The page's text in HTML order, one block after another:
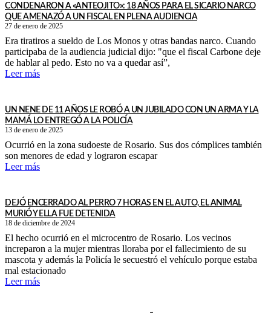
CONDENARON A «ANTEOJITO»: 18 AÑOS PARA EL SICARIO NARCO
QUE AMENAZÓ A UN FISCAL EN PLENA AUDIENCIA
27 de enero de 2025
Era tiratiros a sueldo de Los Monos y otras bandas narco. Cuando
participaba de la audiencia judicial dijo: "que el fiscal Carbone deje
de hablar al pedo. Esto no va a quedar así”,
Leer más
UN NENE DE 11 AÑOS LE ROBÓ A UN JUBILADO CON UN ARMA Y LA
MAMÁ LO ENTREGÓ A LA POLICÍA
13 de enero de 2025
Ocurrió en la zona sudoeste de Rosario. Sus dos cómplices también
son menores de edad y lograron escapar
Leer más
DEJÓ ENCERRADO AL PERRO 7 HORAS EN EL AUTO, EL ANIMAL
MURIÓ Y ELLA FUE DETENIDA
18 de diciembre de 2024
El hecho ocurrió en el microcentro de Rosario. Los vecinos
increparon a la mujer mientras lloraba por el fallecimiento de su
mascota y además la Policía le secuestró el vehículo porque estaba
mal estacionado
Leer más